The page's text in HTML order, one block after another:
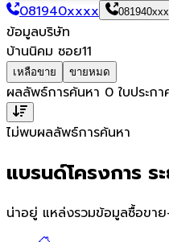
081940xxxx
ข้อมูลบริษัท
บ้านนิคม ซอย11
เหลือขาย ขายหมด
ผลลัพธ์การค้นหา 0 ใบประกา
ไม่พบผลลัพธ์การค้นหา
แบรนด์โครงการ ร
น่าอยู่ แหล่งรวมข้อมูลซื้อขา